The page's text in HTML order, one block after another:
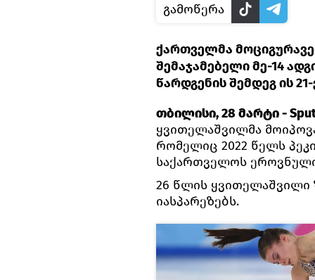
გამოწერა
ქართველმა
შემაჯამებელი მე-14
წარდგენის შემდეგ ის
თბილისი, 28 მარტი -
ყვითელაშვილმა
რომელიც 2022 წელს
საქართველოს
26 წლის
იასპარეზებს.